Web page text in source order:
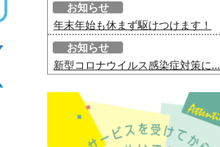
お知らせ
年末年始も休まず駆けつけます！
お知らせ
新型コロナウイルス感染症対策に...